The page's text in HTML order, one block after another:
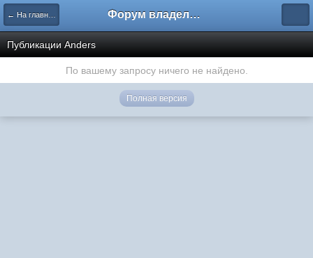
← На главную Форум владельцев интернет-магазинов
Публикации Anders
По вашему запросу ничего не найдено.
Полная версия